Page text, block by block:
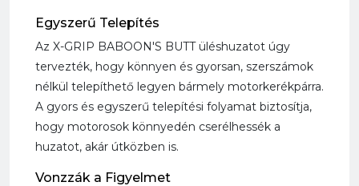
Egyszerű Telepítés
Az X-GRIP BABOON'S BUTT üléshuzatot úgy
tervezték, hogy könnyen és gyorsan, szerszámok
nélkül telepíthető legyen bármely motorkerékpárra.
A gyors és egyszerű telepítési folyamat biztosítja,
hogy motorosok könnyedén cserélhessék a
huzatot, akár útközben is.
Vonzzák a Figyelmet